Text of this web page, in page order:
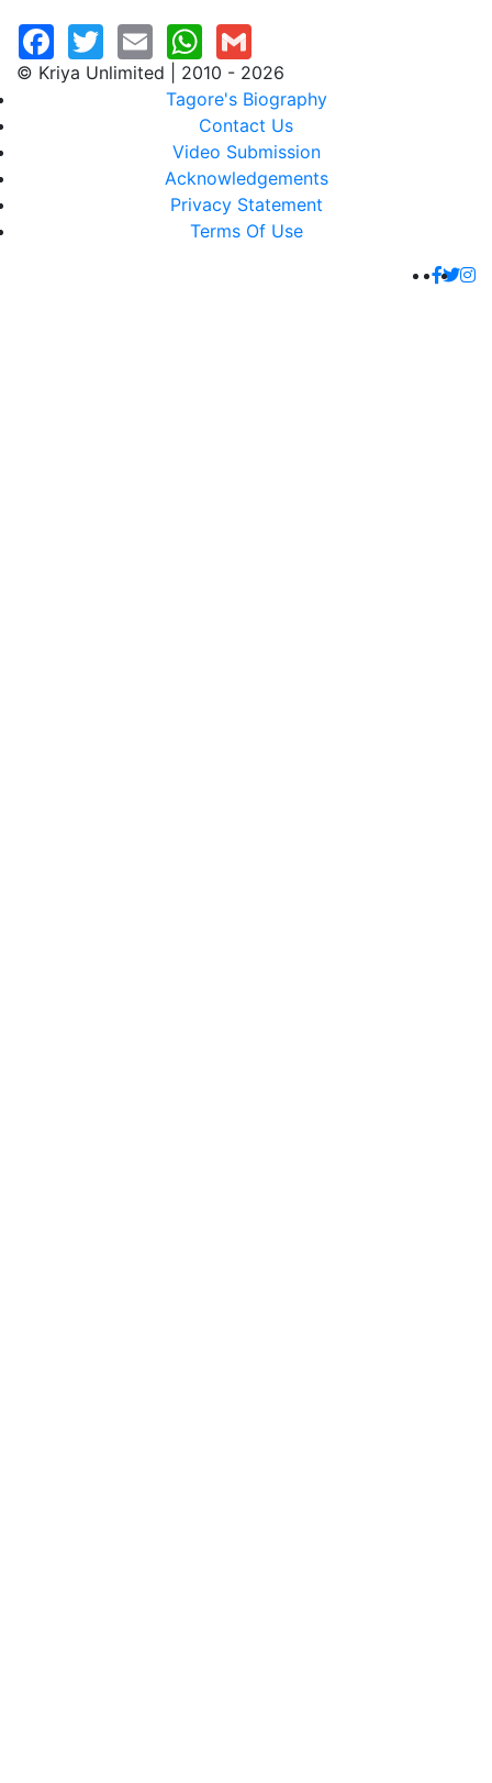
© Kriya Unlimited | 2010 - 2026
Tagore's Biography
Contact Us
Video Submission
Acknowledgements
Privacy Statement
Terms Of Use